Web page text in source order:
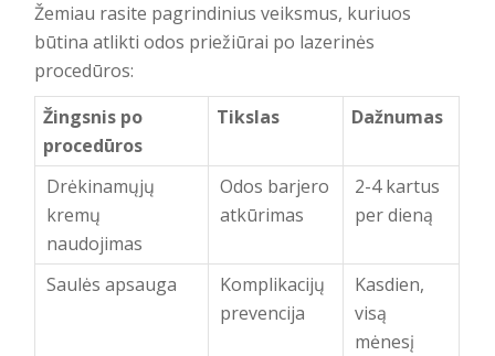
Žemiau rasite pagrindinius veiksmus, kuriuos
būtina atlikti odos priežiūrai po lazerinės
procedūros:
Žingsnis po
procedūros
Tikslas Dažnumas
Drėkinamųjų
kremų
naudojimas
Odos barjero
atkūrimas
2-4 kartus
per dieną
Saulės apsauga
Komplikacijų
prevencija
Kasdien,
visą
mėnesį